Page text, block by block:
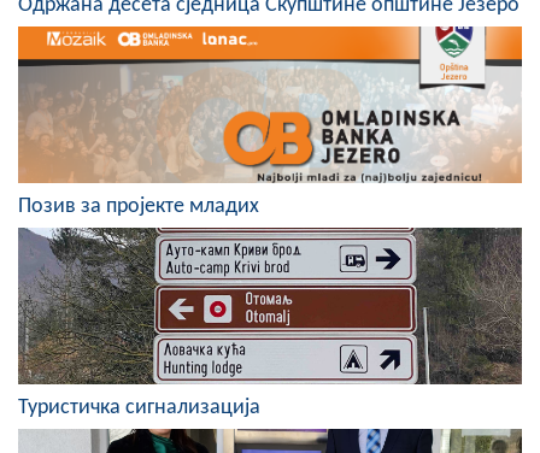
О Начелнику
Замјеник начелника
Извјештај о раду начелника
СКУПШТИНА
Статут Општине
Скупштинско вијеће општине језеро
Састав Скупштине
Службени Гласници
Одржана десета сједница Скупштине општине Језеро
Позив за пројекте младих
Туристичка сигнализација